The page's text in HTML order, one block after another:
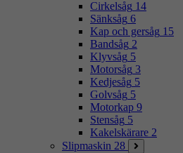
Cirkelsåg 14
Sänksåg 6
Kap och gersåg 15
Bandsåg 2
Klyvsåg 5
Motorsåg 3
Kedjesåg 5
Golvsåg 5
Motorkap 9
Stensåg 5
Kakelskärare 2
Slipmaskin 28